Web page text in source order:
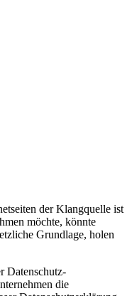
der Klangquelle ist
möchte, könnte
Grundlage, holen
Datenschutz-
die